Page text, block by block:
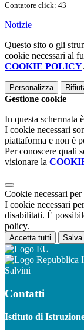
Contatore click: 43
Notizie
Questo sito o gli
cookie necessari al
COOKIE POLICY.
Personalizza
Gestione cookie
In questa schermata
I cookie necessari
piattaforma e non è
Per conoscere quali
visionare la
Cookie necessari
I cookie necessari
disabilitati. È
policy.
Accetta tutti Salva
Salvini
Contatti
Istituto di